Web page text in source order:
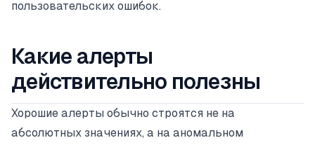
пользовательских ошибок.
Какие алерты
действительно полезны
Хорошие алерты обычно строятся не на
абсолютных значениях, а на аномальном